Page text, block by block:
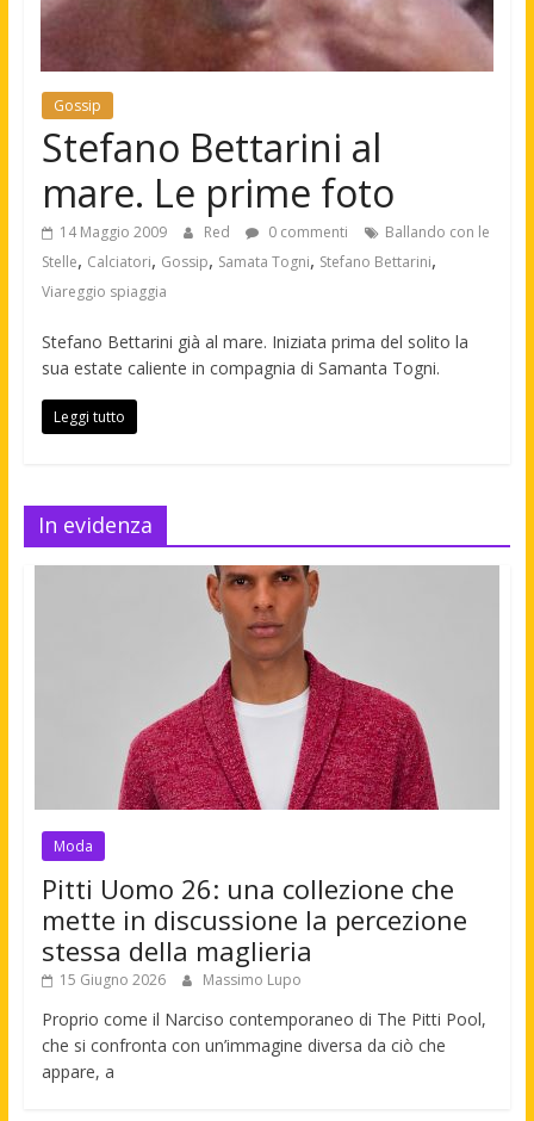
Gossip
Stefano Bettarini al
mare. Le prime foto
14 Maggio 2009 Red 0 commenti
Ballando con le
Stelle, Calciatori, Gossip, Samata Togni, Stefano Bettarini,
Viareggio spiaggia
Stefano Bettarini già al mare. Iniziata prima del solito la
sua estate caliente in compagnia di Samanta Togni.
Leggi tutto
In evidenza
Moda
Pitti Uomo 26: una collezione che
mette in discussione la percezione
stessa della maglieria
15 Giugno 2026 Massimo Lupo
Proprio come il Narciso contemporaneo di The Pitti Pool,
che si confronta con un’immagine diversa da ciò che
appare, a